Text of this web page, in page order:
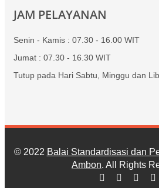
JAM PELAYANAN
Senin - Kamis : 07.30 - 16.00 WIT
Jumat : 07.30 - 16.30 WIT
Tutup pada Hari Sabtu, Minggu dan
© 2022 Balai Standardisasi dan
Ambon. All Rights